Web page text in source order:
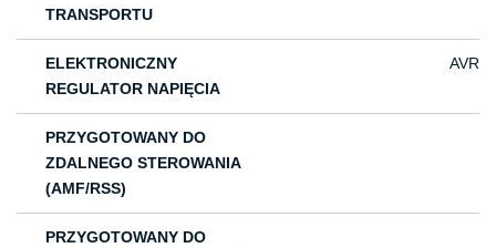
TRANSPORTU
ELEKTRONICZNY
REGULATOR NAPIĘCIA
AVR
PRZYGOTOWANY DO
ZDALNEGO STEROWANIA
(AMF/RSS)
PRZYGOTOWANY DO